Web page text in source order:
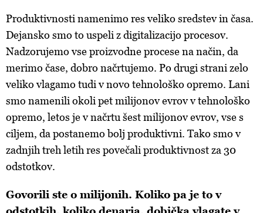
Produktivnosti namenimo res veliko sredstev in časa.
Dejansko smo to uspeli z digitalizacijo procesov.
Nadzorujemo vse proizvodne procese na način, da
merimo čase, dobro načrtujemo. Po drugi strani zelo
veliko vlagamo tudi v novo tehnološko opremo. Lani
smo namenili okoli pet milijonov evrov v tehnološko
opremo, letos je v načrtu šest milijonov evrov, vse s
ciljem, da postanemo bolj produktivni. Tako smo v
zadnjih treh letih res povečali produktivnost za 30
odstotkov.
Govorili ste o milijonih. Koliko pa je to v